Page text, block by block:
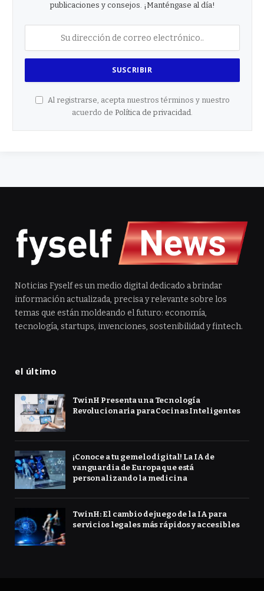
publicaciones y consejos. ¡Manténgase al día!
Al registrarse, acepta nuestros términos y nuestro
acuerdo de Política de privacidad.
Noticias Fyself es un medio digital dedicado a brindar
información actualizada, precisa y relevante sobre los
temas que están moldeando el futuro: economía,
tecnología, startups, invenciones, sostenibilidad y fintech.
el último
TwinH Presenta una Tecnología
Revolucionaria para Cocinas Inteligentes
¡Conoce a tu gemelo digital! La IA de
vanguardia de Europa que está
personalizando la medicina
TwinH: El cambio de juego de la IA para
servicios legales más rápidos y accesibles